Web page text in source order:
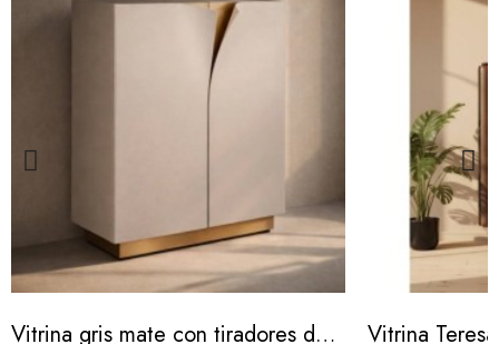
Vitrina gris mate con tiradores de diseño 180x42x120cm